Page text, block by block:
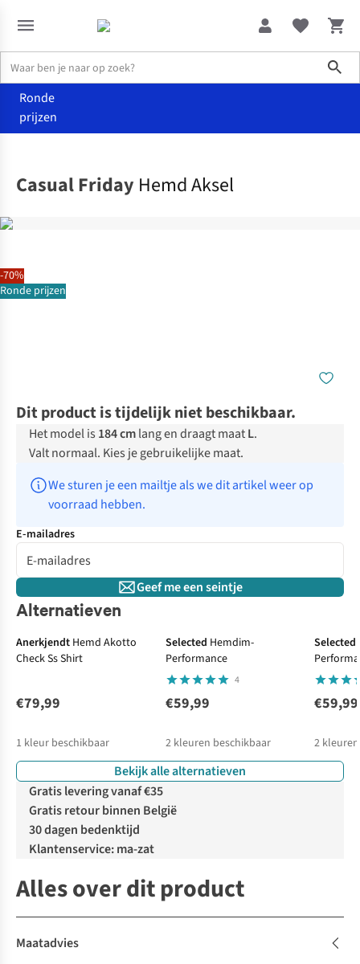
Ronde
prijzen
-70%
Ronde prijzen
Casual Friday Hemd Aksel
Dit product is tijdelijk niet beschikbaar.
Het model is 184 cmlang en draagt maatL.
Valt normaal. Kies je gebruikelijke maat.
We sturen je een mailtje als we dit artikel weer op
voorraad hebben.
E-mailadres
Geef me een seintje
Alternatieven
Anerkjendt Hemd Akotto
Check Ss Shirt
€79,99
1 kleur beschikbaar
Selected Hemdim-
Performance
4
€59,99
2 kleuren beschikbaar
Selected
€59,99
2
Bekijk alle alternatieven
Gratis levering vanaf €35
Gratis retour binnen België
30 dagen bedenktijd
Klantenservice: ma-zat
Alles over dit product
Maatadvies